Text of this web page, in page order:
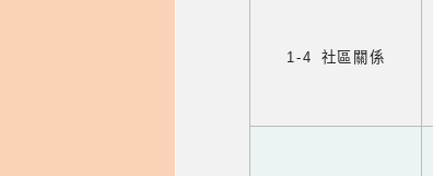
1-4 社區關係